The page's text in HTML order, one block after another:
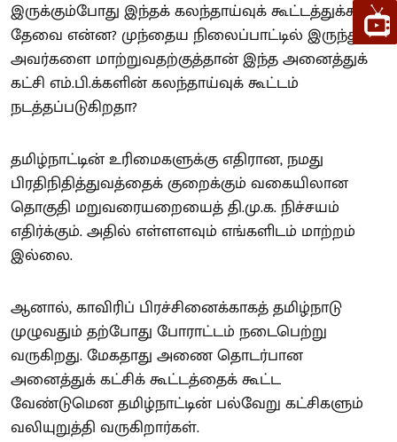
இருக்கும்போது இந்தக் கலந்தாய்வுக் கூட்டத்துக்கான
தேவை என்ன? முந்தைய நிலைப்பாட்டில் இருந்து
அவர்களை மாற்றுவதற்குத்தான் இந்த அனைத்துக்
கட்சி எம்.பி.க்களின் கலந்தாய்வுக் கூட்டம்
நடத்தப்படுகிறதா?
தமிழ்நாட்டின் உரிமைகளுக்கு எதிரான, நமது
பிரதிநிதித்துவத்தைக் குறைக்கும் வகையிலான
தொகுதி மறுவரையறையைத் தி.மு.க. நிச்சயம்
எதிர்க்கும். அதில் எள்ளளவும் எங்களிடம் மாற்றம்
இல்லை.
ஆனால், காவிரிப் பிரச்சினைக்காகத் தமிழ்நாடு
முழுவதும் தற்போது போராட்டம் நடைபெற்று
வருகிறது. மேகதாது அணை தொடர்பான
அனைத்துக் கட்சிக் கூட்டத்தைக் கூட்ட
வேண்டுமென தமிழ்நாட்டின் பல்வேறு கட்சிகளும்
வலியுறுத்தி வருகிறார்கள்.